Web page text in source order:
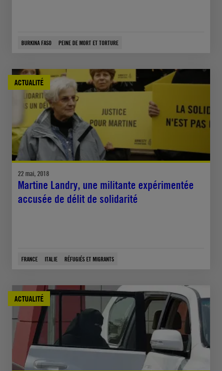
BURKINA FASO PEINE DE MORT ET TORTURE
ACTUALITÉ
22 mai, 2018
Martine Landry, une militante expérimentée
accusée de délit de solidarité
FRANCE ITALIE RÉFUGIÉS ET MIGRANTS
ACTUALITÉ